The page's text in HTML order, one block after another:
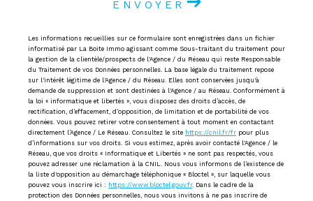
ENVOYER
Les informations recueillies sur ce formulaire sont enregistrées dans un fichier
informatisé par La Boite Immo agissant comme Sous-traitant du traitement pour
la gestion de la clientèle/prospects de l'Agence / du Réseau qui reste Responsable
du Traitement de vos Données personnelles. La base légale du traitement repose
sur l'intérêt légitime de l'Agence / du Réseau. Elles sont conservées jusqu'à
demande de suppression et sont destinées à l'Agence / au Réseau. Conformément à
la loi « informatique et libertés », vous disposez des droits d’accès, de
rectification, d’effacement, d’opposition, de limitation et de portabilité de vos
données. Vous pouvez retirer votre consentement à tout moment en contactant
directement l’Agence / Le Réseau. Consultez le site https://cnil.fr/fr pour plus
d’informations sur vos droits. Si vous estimez, après avoir contacté l'Agence / le
Réseau, que vos droits « Informatique et Libertés » ne sont pas respectés, vous
pouvez adresser une réclamation à la CNIL. Nous vous informons de l’existence de
la liste d'opposition au démarchage téléphonique « Bloctel », sur laquelle vous
pouvez vous inscrire ici : https://www.bloctel.gouv.fr. Dans le cadre de la
protection des Données personnelles, nous vous invitons à ne pas inscrire de